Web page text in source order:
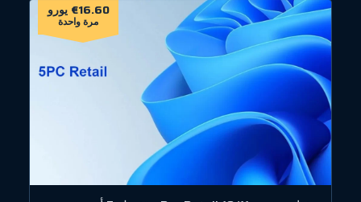
€16.60 يورو
مرة واحدة